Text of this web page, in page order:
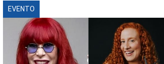
EVENTO